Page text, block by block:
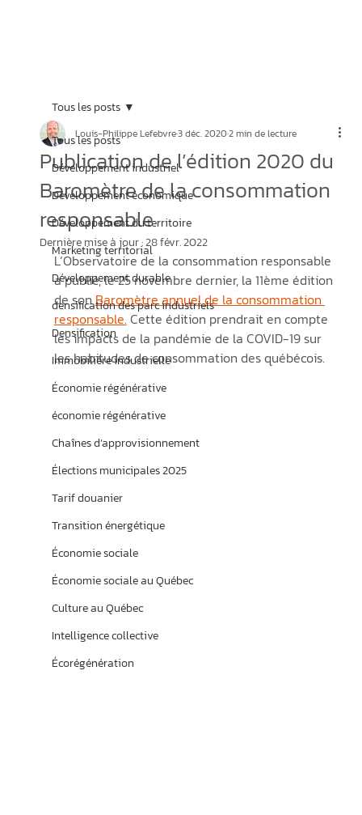
Tous les posts
Développement industriel
Développement économique
Développement du territoire
Marketing territorial
Développement durable
densification des parc industriels
Densification
Immobilière industrielle
Économie régénérative
économie régénérative
Chaînes d’approvisionnement
Élections municipales 2025
Tarif douanier
Transition énergétique
Économie sociale
Économie sociale au Québec
Culture au Québec
Intelligence collective
Écorégénération
Tous les posts
Publication de l’édition 2020 du
Baromètre de la consommation
responsable
Louis-Philippe Lefebvre3 déc. 20202 min de lecture
Dernière mise à jour :28 févr. 2022
L’Observatoire de la consommation responsable
a publié, le 25 novembre dernier, la 11ème édition
de son Baromètre annuel de la consommation
responsable. Cette édition prendrait en compte
les impacts de la pandémie de la COVID-19 sur
les habitudes de consommation des québécois.